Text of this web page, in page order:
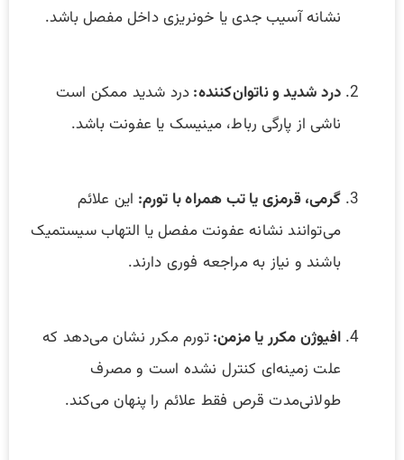
نشانه آسیب جدی یا خونریزی داخل مفصل باشد.
درد شدید و ناتوان‌کننده:درد شدید ممکن است
ناشی از پارگی رباط، مینیسک یا عفونت باشد.
گرمی، قرمزی یا تب همراه با تورم: این علائم
می‌توانند نشانه عفونت مفصل یا التهاب سیستمیک
باشند و نیاز به مراجعه فوری دارند.
افیوژن مکرر یا مزمن:تورم مکرر نشان می‌دهد که
علت زمینه‌ای کنترل نشده است و مصرف
طولانی‌مدت قرص فقط علائم را پنهان می‌کند.